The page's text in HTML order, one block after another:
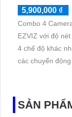
5,900,000 ₫
Combo 4
EZVIZ với độ
4 chế độ khác
các chuyển
SẢN